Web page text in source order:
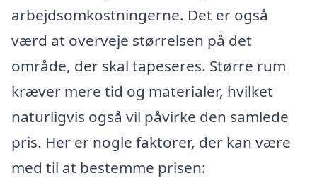
arbejdsomkostningerne. Det er også
værd at overveje størrelsen på det
område, der skal tapeseres. Større rum
kræver mere tid og materialer, hvilket
naturligvis også vil påvirke den samlede
pris. Her er nogle faktorer, der kan være
med til at bestemme prisen: